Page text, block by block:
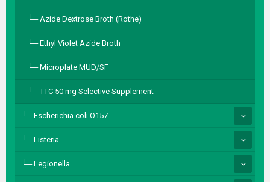
Azide Dextrose Broth (Rothe)
Ethyl Violet Azide Broth
Microplate MUD/SF
TTC 50 mg Selective Supplement
Escherichia coli O157
Listeria
Legionella